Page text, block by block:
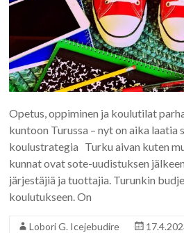
Opetus, oppiminen ja koulutilat
kuntoon Turussa – nyt on aika laatia
koulustrategia Turku aivan kuten
kunnat ovat sote-uudistuksen
järjestäjiä ja tuottajia. Turunkin
koulutukseen. On
Lobori G. Icejebudire